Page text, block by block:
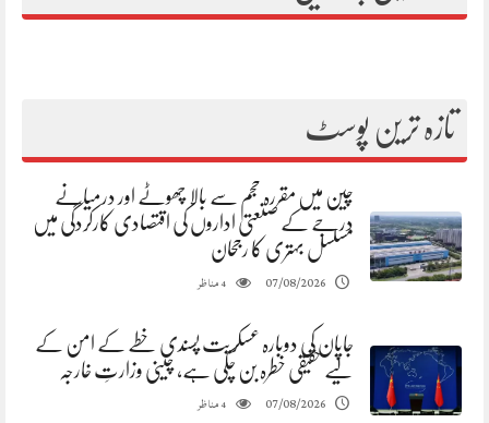
تازہ ترین پوسٹ
چین میں مقررہ حجم سے بالا چھوٹے اور درمیانے
درجے کے صنعتی اداروں کی اقتصادی کارکردگی میں
مسلسل بہتری کا رجحان
07/08/2026
4مناظر
جاپان کی دوبارہ عسکریت پسندی خطے کے امن کے
لیے حقیقی خطرہ بن چکی ہے، چینی وزارتِ خارجہ
07/08/2026
4مناظر